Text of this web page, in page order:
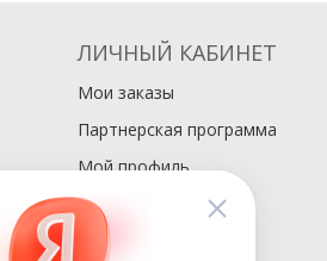
ЛИЧНЫЙ КАБИНЕТ
Мои заказы
Партнерская программа
Мой профиль